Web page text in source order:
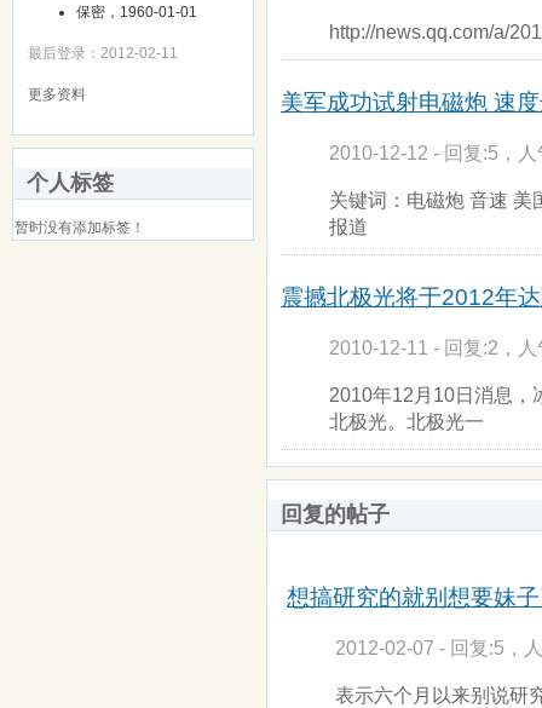
保密，1960-01-01
最后登录：2012-02-11
更多资料
个人标签
暂时没有添加标签！
http://news.qq.com/a/
美军成功试射电磁炮 速
2010-12-12 - 回复:5，
关键词：电磁炮 音速 美
报道
震撼北极光将于2012年
2010-12-11 - 回复:2，
2010年12月10日消息，
北极光。北极光一
回复的帖子
想搞研究的就别想要妹
2012-02-07 - 回复:5，
表示六个月以来别说研